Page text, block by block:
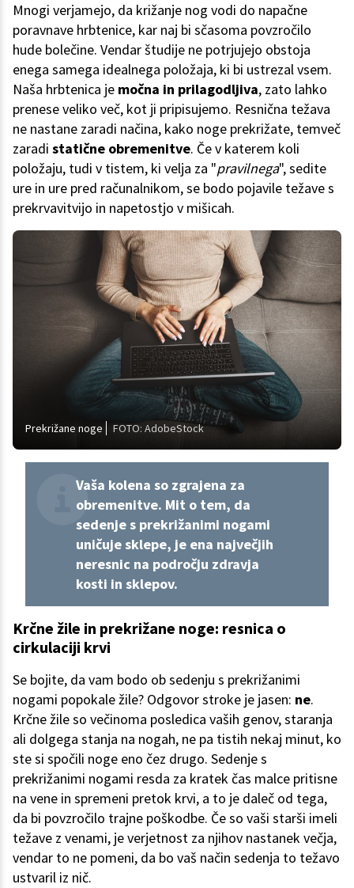
Mnogi verjamejo, da križanje nog vodi do napačne
poravnave hrbtenice, kar naj bi sčasoma povzročilo
hude bolečine. Vendar študije ne potrjujejo obstoja
enega samega idealnega položaja, ki bi ustrezal vsem.
Naša hrbtenica je močna in prilagodljiva, zato lahko
prenese veliko več, kot ji pripisujemo. Resnična težava
ne nastane zaradi načina, kako noge prekrižate, temveč
zaradi statične obremenitve. Če v katerem koli
položaju, tudi v tistem, ki velja za "pravilnega", sedite
ure in ure pred računalnikom, se bodo pojavile težave s
prekrvavitvijo in napetostjo v mišicah.
Prekrižane noge FOTO: AdobeStock
Vaša kolena so zgrajena za
obremenitve. Mit o tem, da
sedenje s prekrižanimi nogami
uničuje sklepe, je ena največjih
neresnic na področju zdravja
kosti in sklepov.
Krčne žile in prekrižane noge: resnica o
cirkulaciji krvi
Se bojite, da vam bodo ob sedenju s prekrižanimi
nogami popokale žile? Odgovor stroke je jasen: ne.
Krčne žile so večinoma posledica vaših genov, staranja
ali dolgega stanja na nogah, ne pa tistih nekaj minut, ko
ste si spočili noge eno čez drugo. Sedenje s
prekrižanimi nogami resda za kratek čas malce pritisne
na vene in spremeni pretok krvi, a to je daleč od tega,
da bi povzročilo trajne poškodbe. Če so vaši starši imeli
težave z venami, je verjetnost za njihov nastanek večja,
vendar to ne pomeni, da bo vaš način sedenja to težavo
ustvaril iz nič.